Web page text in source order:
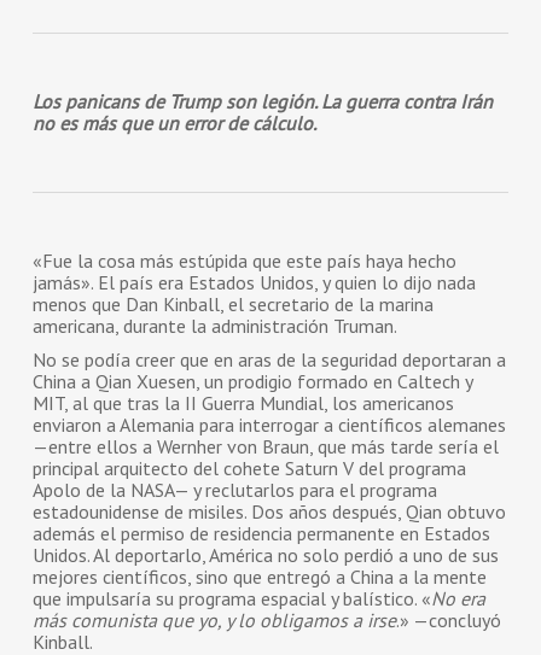
Los panicans de Trump son legión. La guerra contra Irán
no es más que un error de cálculo.
«Fue la cosa más estúpida que este país haya hecho
jamás». El país era Estados Unidos, y quien lo dijo nada
menos que Dan Kinball, el secretario de la marina
americana, durante la administración Truman.
No se podía creer que en aras de la seguridad deportaran a
China a Qian Xuesen, un prodigio formado en Caltech y
MIT, al que tras la II Guerra Mundial, los americanos
enviaron a Alemania para interrogar a científicos alemanes
—entre ellos a Wernher von Braun, que más tarde sería el
principal arquitecto del cohete Saturn V del programa
Apolo de la NASA— y reclutarlos para el programa
estadounidense de misiles. Dos años después, Qian obtuvo
además el permiso de residencia permanente en Estados
Unidos. Al deportarlo, América no solo perdió a uno de sus
mejores científicos, sino que entregó a China a la mente
que impulsaría su programa espacial y balístico. «No era
más comunista que yo, y lo obligamos a irse.» —concluyó
Kinball.